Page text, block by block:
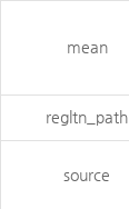
mean
regltn_path
source